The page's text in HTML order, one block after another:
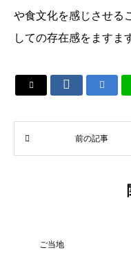
や食文化を感じさせる
しての存在感をますま
  
前の記事
ご当地